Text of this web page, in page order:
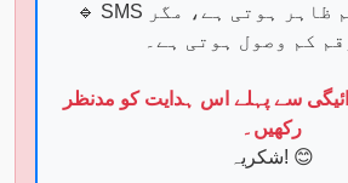
🔹 SMS میں مکمل رقم ظاہر ہوتی ہے، مگر
کم وصول ہوتی ہے۔
سے پہلے اس ہدایت کو مدنظر
رکھیں۔
شکریہ! 😊